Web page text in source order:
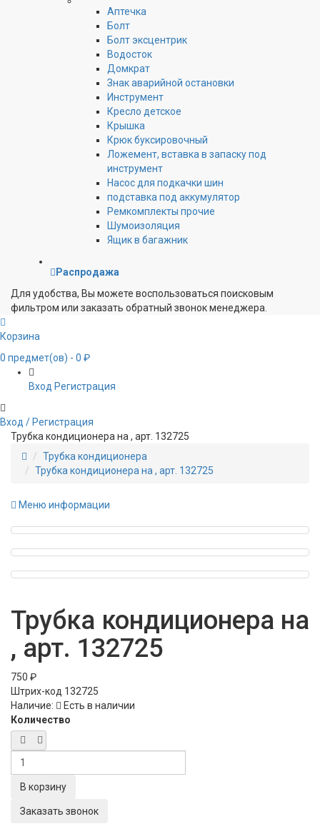
Аптечка
Болт
Болт эксцентрик
Водосток
Домкрат
Знак аварийной остановки
Инструмент
Кресло детское
Крышка
Крюк буксировочный
Ложемент, вставка в запаску под
инструмент
Насос для подкачки шин
подставка под аккумулятор
Ремкомплекты прочие
Шумоизоляция
Ящик в багажник
Распродажа
Для удобства, Вы можете воспользоваться поисковым
фильтром или заказать обратный звонок менеджера.
Корзина
0 предмет(ов) - 0 ₽
Вход Регистрация
Вход / Регистрация
Трубка кондиционера на , арт. 132725
Трубка кондиционера
Трубка кондиционера на , арт. 132725
Меню информации
Трубка кондиционера на
, арт. 132725
750 ₽
Штрих-код 132725
Наличие:
Есть в наличии
Количество
Заказать звонок